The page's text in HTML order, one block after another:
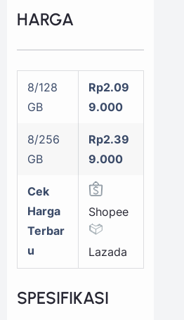
HARGA
8/128
GB
Rp2.09
9.000
8/256
GB
Rp2.39
9.000
Cek
Harga
Terbar
u
Shopee
Lazada
SPESIFIKASI